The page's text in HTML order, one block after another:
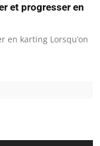
et progresser en
en karting Lorsqu’on